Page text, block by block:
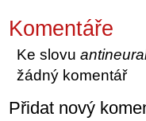
Komentáře
Ke slovu
žádný komentář
Přidat nový